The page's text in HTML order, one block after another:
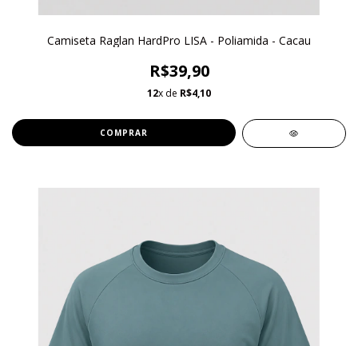
Camiseta Raglan HardPro LISA - Poliamida - Cacau
R$39,90
12x de R$4,10
COMPRAR